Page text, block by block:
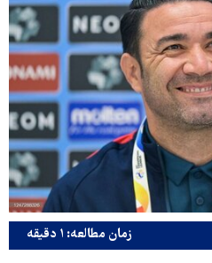
زمان مطالعه: ۱ دقیقه